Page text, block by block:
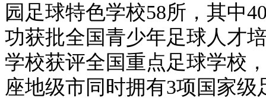
园足球特色学校58所，其中
功获批全国青少年足球人才
学校获评全国重点足球学校
座地级市同时拥有3项国家